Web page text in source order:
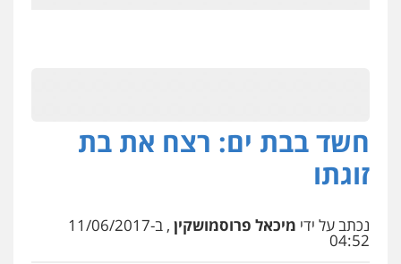
חשד בבת ים: רצח את בת
זוגתו
נכתב על ידי מיכאל פרוסמושקין , ב-11/06/2017
04:52